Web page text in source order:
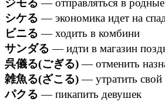
ジモる — отправляться в
シケる — экономика идет на
ビニる — ходить в комбини
サンダる — идти в магазин
呉儀る(ごぎる)— отменить
雑魚る(ざこる)— утратить
パクる — пикапить девушек